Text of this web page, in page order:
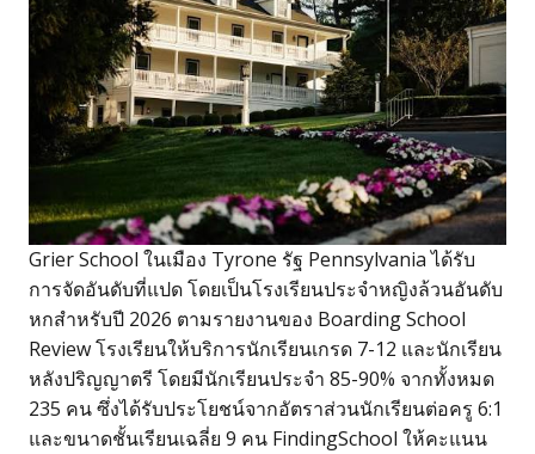
Grier School ในเมือง Tyrone รัฐ Pennsylvania ได้รับ
การจัดอันดับที่แปด โดยเป็นโรงเรียนประจำหญิงล้วนอันดับ
หกสำหรับปี 2026 ตามรายงานของ Boarding School
Review โรงเรียนให้บริการนักเรียนเกรด 7-12 และนักเรียน
หลังปริญญาตรี โดยมีนักเรียนประจำ 85-90% จากทั้งหมด
235 คน ซึ่งได้รับประโยชน์จากอัตราส่วนนักเรียนต่อครู 6:1
และขนาดชั้นเรียนเฉลี่ย 9 คน FindingSchool ให้คะแนน